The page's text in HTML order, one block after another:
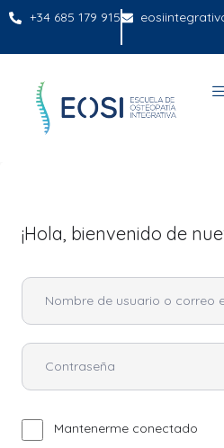
+34 685 179 915
¡Hola, bienvenido de
Mantenerme conectado